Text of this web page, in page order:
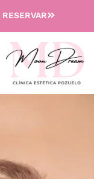
RESERVAR